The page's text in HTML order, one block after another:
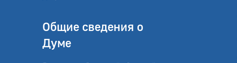
Общие сведения о
Думе